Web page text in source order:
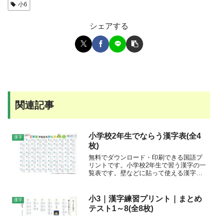
小6
シェアする
関連記事
漢字
小学校2年生でならう漢字表(全4
枚)
無料でダウンロード・印刷できる国語プ
リントです。小学校2年生で習う漢字の一
覧表です。壁などに貼って使える漢字表
①と②はそれぞれ80字ずつで、全160字で
す。各漢字の総...
漢字
小3｜漢字練習プリント｜まとめ
テスト1～8(全8枚)